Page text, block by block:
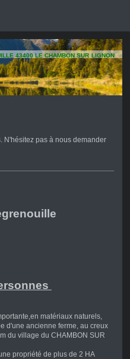
43400 LE CHAMBON SUR LIGNON
N'hésitez pas à nous demander
matériaux naturels,
d'une ancienne ferme, au creux
du village du CHAMBON SUR
propriété de plus de 2 HA